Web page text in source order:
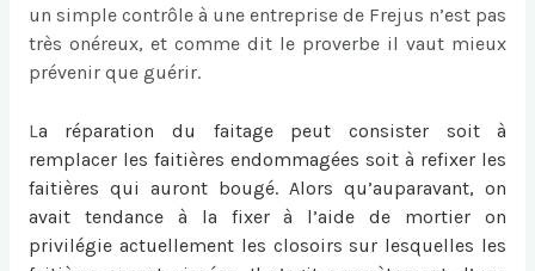
un simple contrôle à une entreprise de Frejus n’est pas
très onéreux, et comme dit le proverbe il vaut mieux
prévenir que guérir.
La réparation du faitage peut consister soit à
remplacer les faitières endommagées soit à refixer les
faitières qui auront bougé. Alors qu’auparavant, on
avait tendance à la fixer à l’aide de mortier on
privilégie actuellement les closoirs sur lesquelles les